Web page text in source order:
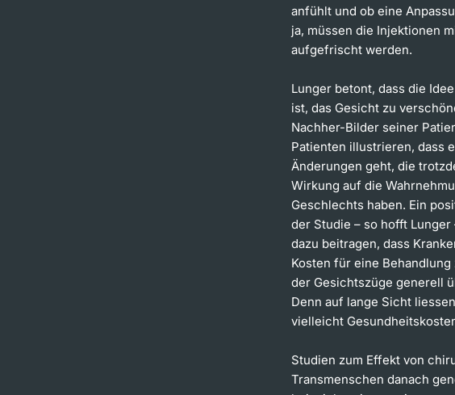
anfühlt und ob eine
ja, müssen die Injektionen
aufgefrischt werden.
Lunger betont, dass die
ist, das Gesicht zu
Nachher-Bilder seiner
Patienten illustrieren, dass
Änderungen geht, die
Wirkung auf die
Geschlechts haben. Ein
der Studie – so hofft Lunger
dazu beitragen, dass
Kosten für eine Behandlung
der Gesichtszüge generell
Denn auf lange Sicht
vielleicht
Studien zum Effekt von
Transmenschen danach